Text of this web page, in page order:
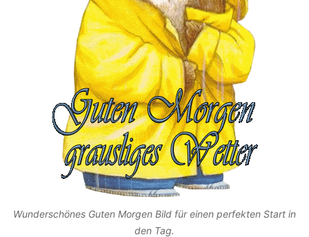
Wunderschönes Guten Morgen Bild für einen perfekten Start in
den Tag.